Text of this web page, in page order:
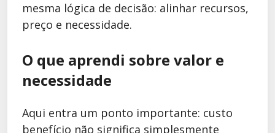
mesma lógica de decisão: alinhar recursos,
preço e necessidade.
O que aprendi sobre valor e
necessidade
Aqui entra um ponto importante: custo
benefício não significa simplesmente